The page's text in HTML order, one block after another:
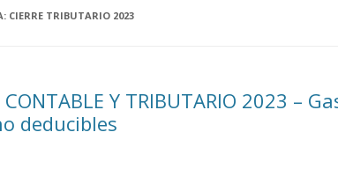
CIERRE TRIBUTARIO 2023
CONTABLE Y TRIBUTARIO 2023 –
deducibles